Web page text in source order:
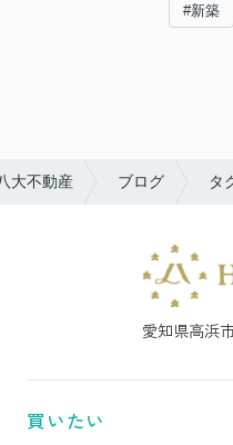
#新築
大不動産 ブログ タ
愛知県高浜
買いたい